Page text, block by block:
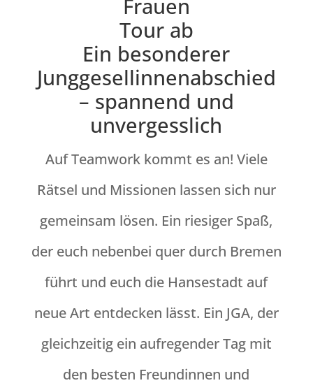
Ein besonderer
Junggesellinnenabschied
– spannend und
unvergesslich
Auf Teamwork kommt es an! Viele
Rätsel und Missionen lassen sich nur
gemeinsam lösen. Ein riesiger Spaß,
der euch nebenbei quer durch Bremen
führt und euch die Hansestadt auf
neue Art entdecken lässt. Ein JGA, der
gleichzeitig ein aufregender Tag mit
den besten Freundinnen und